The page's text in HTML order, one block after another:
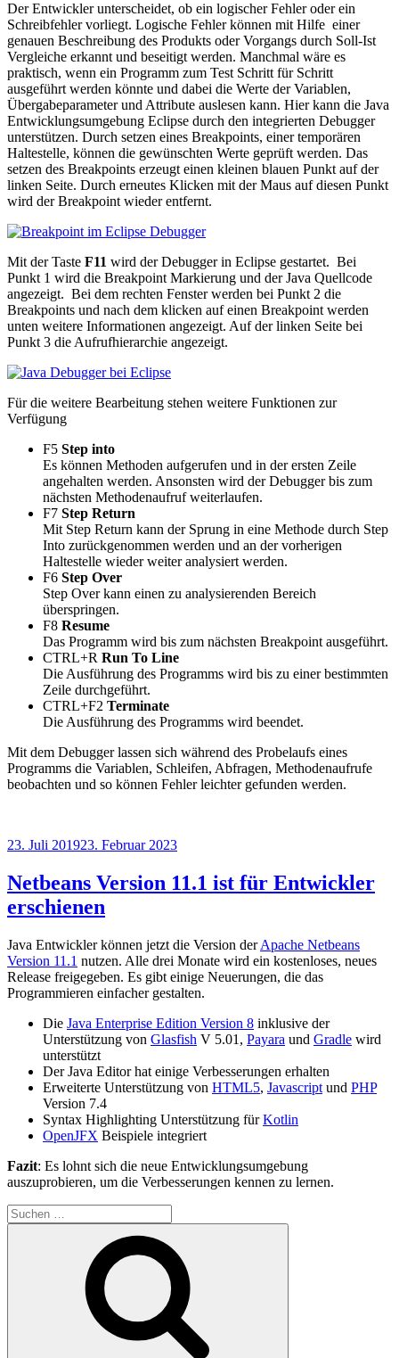
Der Entwickler unterscheidet, ob ein logischer Fehler oder ein
Schreibfehler vorliegt. Logische Fehler können mit Hilfe einer
genauen Beschreibung des Produkts oder Vorgangs durch Soll-Ist
Vergleiche erkannt und beseitigt werden. Manchmal wäre es
praktisch, wenn ein Programm zum Test Schritt für Schritt
ausgeführt werden könnte und dabei die Werte der Variablen,
Übergabeparameter und Attribute auslesen kann. Hier kann die Java
Entwicklungsumgebung Eclipse durch den integrierten Debugger
unterstützen. Durch setzen eines Breakpoints, einer temporären
Haltestelle, können die gewünschten Werte geprüft werden. Das
setzen des Breakpoints erzeugt einen kleinen blauen Punkt auf der
linken Seite. Durch erneutes Klicken mit der Maus auf diesen Punkt
wird der Breakpoint wieder entfernt.
Mit der Taste F11 wird der Debugger in Eclipse gestartet. Bei
Punkt 1 wird die Breakpoint Markierung und der Java Quellcode
angezeigt. Bei dem rechten Fenster werden bei Punkt 2 die
Breakpoints und nach dem klicken auf einen Breakpoint werden
unten weitere Informationen angezeigt. Auf der linken Seite bei
Punkt 3 die Aufrufhierarchie angezeigt.
Für die weitere Bearbeitung stehen weitere Funktionen zur
Verfügung
F5 Step into
Es können Methoden aufgerufen und in der ersten Zeile
angehalten werden. Ansonsten wird der Debugger bis zum
nächsten Methodenaufruf weiterlaufen.
F7 Step Return
Mit Step Return kann der Sprung in eine Methode durch Step
Into zurückgenommen werden und an der vorherigen
Haltestelle wieder weiter analysiert werden.
F6 Step Over
Step Over kann einen zu analysierenden Bereich
überspringen.
F8 Resume
Das Programm wird bis zum nächsten Breakpoint ausgeführt.
CTRL+R Run To Line
Die Ausführung des Programms wird bis zu einer bestimmten
Zeile durchgeführt.
CTRL+F2 Terminate
Die Ausführung des Programms wird beendet.
Mit dem Debugger lassen sich während des Probelaufs eines
Programms die Variablen, Schleifen, Abfragen, Methodenaufrufe
beobachten und so können Fehler leichter gefunden werden.
Veröffentlicht
23. Juli 201923. Februar 2023
Netbeans Version 11.1 ist für Entwickler
erschienen
Java Entwickler können jetzt die Version derApache Netbeans
Version 11.1 nutzen. Alle drei Monate wird ein kostenloses, neues
Release freigegeben. Es gibt einige Neuerungen, die das
Programmieren einfacher gestalten.
Die Java Enterprise Edition Version 8 inklusive der
Unterstützung von Glasfish V 5.01, Payara und Gradle wird
unterstützt
Der Java Editor hat einige Verbesserungen erhalten
Erweiterte Unterstützung von HTML5, Javascript und PHP
Version 7.4
Syntax Highlighting Unterstützung fürKotlin
OpenJFX Beispiele integriert
Fazit: Es lohnt sich die neue Entwicklungsumgebung
auszuprobieren, um die Verbesserungen kennen zu lernen.
Suchen
nach: